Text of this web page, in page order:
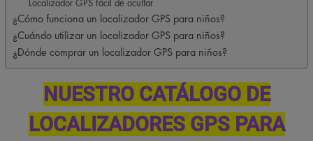
Localizador GPS fácil de ocultar
¿Cómo funciona un localizador GPS para niños?
¿Cuándo utilizar un localizador GPS para niños?
¿Dónde comprar un localizador GPS para niños?
NUESTRO CATÁLOGO DE
LOCALIZADORES GPS PARA